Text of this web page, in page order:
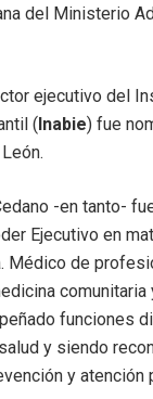
del Ministerio
ejecutivo del
(Inabie) fue
-en tanto-
Ejecutivo en
Médico de
comunitaria
funciones
y siendo
y atención